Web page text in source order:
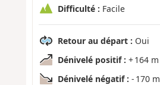
Difficulté : Facile
Retour au départ : Oui
Dénivelé positif : + 164 m
Dénivelé négatif : - 170 m